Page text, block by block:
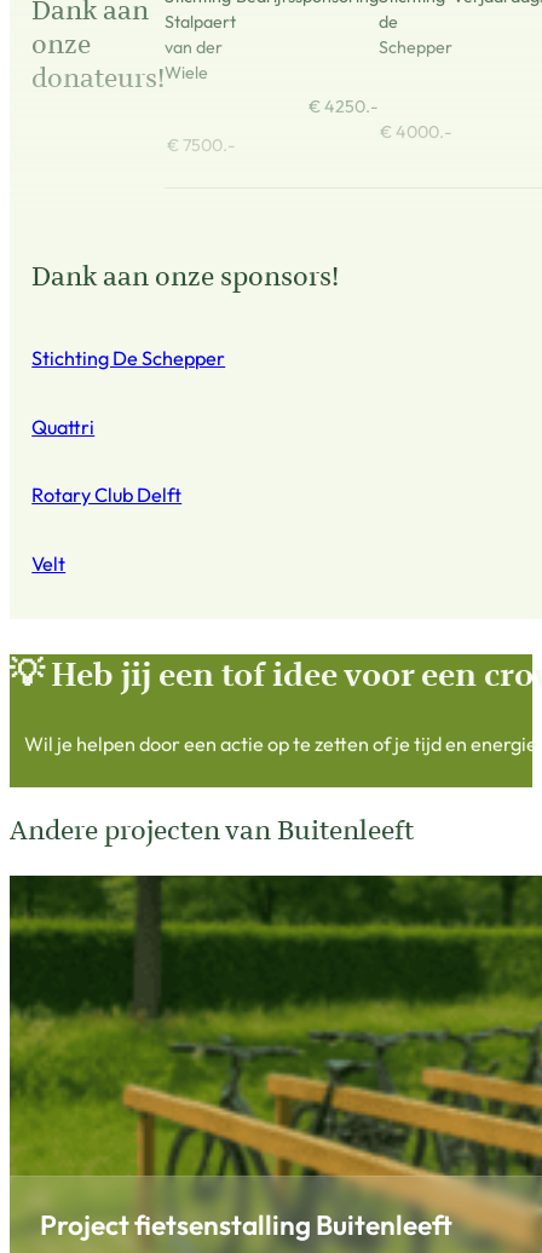
Dank aan
onze
donateurs!
Stalpaert
van der
Wiele
€ 7500.-
€ 4250.-
de
Schepper
€ 4000.-
Dank aan onze sponsors!
Stichting De Schepper
Quattri
Rotary Club Delft
Velt
💡 Heb jij een tof idee voor een
Wil je helpen door een actie op te zetten of je tijd en
Andere projecten van Buitenleeft
Project fietsenstalling Buitenleeft